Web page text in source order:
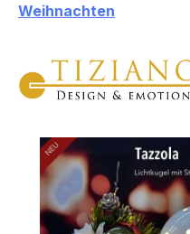
Weihnachten
Bildergalerie überspringen